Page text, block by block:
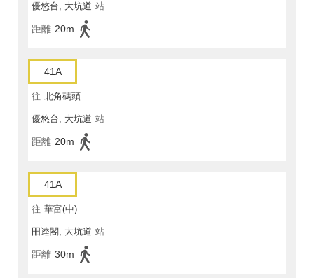
優悠台, 大坑道 站
距離 20m
41A
往 北角碼頭
優悠台, 大坑道 站
距離 20m
41A
往 華富(中)
昍逵閣, 大坑道 站
距離 30m